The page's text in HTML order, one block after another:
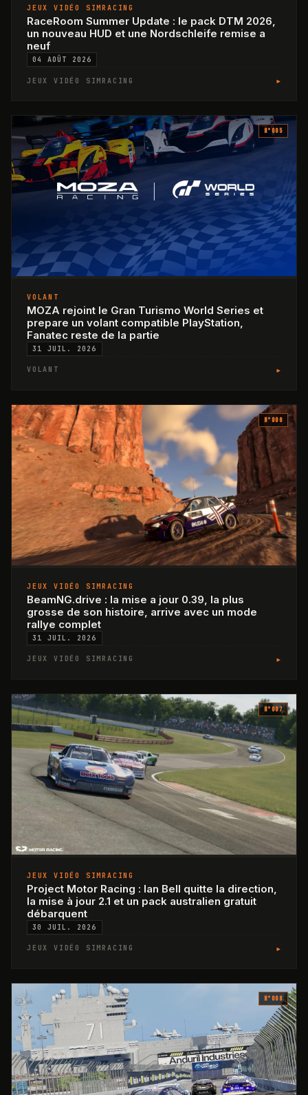
JEUX VIDÉO SIMRACING
RaceRoom Summer Update : le pack DTM 2026,
un nouveau HUD et une Nordschleife remise a
neuf
04 AOÛT 2026
JEUX VIDÉO SIMRACING ▸
N°005
VOLANT
MOZA rejoint le Gran Turismo World Series et
prepare un volant compatible PlayStation,
Fanatec reste de la partie
31 JUIL. 2026
VOLANT ▸
N°006
JEUX VIDÉO SIMRACING
BeamNG.drive : la mise a jour 0.39, la plus
grosse de son histoire, arrive avec un mode
rallye complet
31 JUIL. 2026
JEUX VIDÉO SIMRACING ▸
N°007
JEUX VIDÉO SIMRACING
Project Motor Racing : Ian Bell quitte la direction,
la mise à jour 2.1 et un pack australien gratuit
débarquent
30 JUIL. 2026
JEUX VIDÉO SIMRACING ▸
N°008